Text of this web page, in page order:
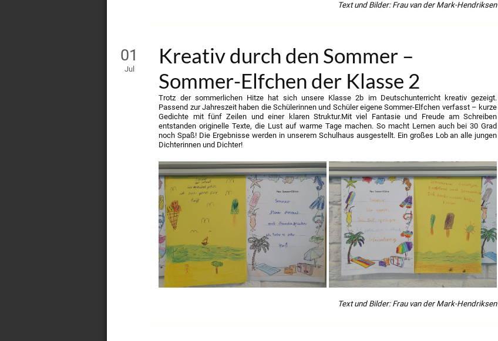
Text und Bilder: Frau van der Mark-Hendriksen
01
Jul
Kreativ durch den Sommer –
Sommer-Elfchen der Klasse 2
Trotz der sommerlichen Hitze hat sich unsere Klasse 2b im Deutschunterricht kreativ gezeigt.
Passend zur Jahreszeit haben die Schülerinnen und Schüler eigene Sommer-Elfchen verfasst – kurze
Gedichte mit fünf Zeilen und einer klaren Struktur.Mit viel Fantasie und Freude am Schreiben
entstanden originelle Texte, die Lust auf warme Tage machen. So macht Lernen auch bei 30 Grad
noch Spaß! Die Ergebnisse werden in unserem Schulhaus ausgestellt. Ein großes Lob an alle jungen
Dichterinnen und Dichter!
Text und Bilder: Frau van der Mark-Hendriksen